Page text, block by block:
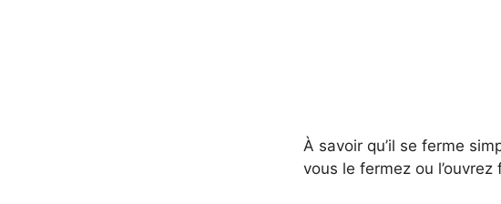
À savoir qu’il se ferme
vous le fermez ou l’ouvrez